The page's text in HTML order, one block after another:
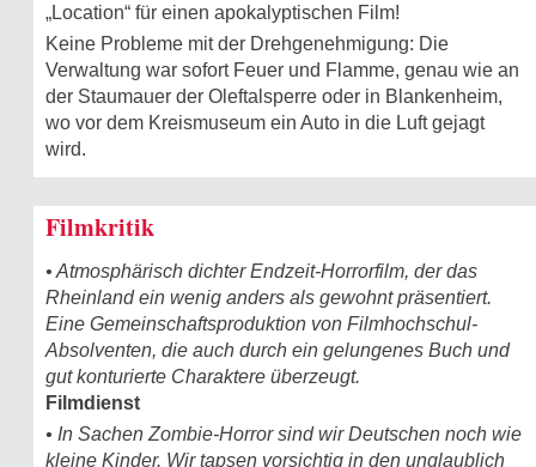
„Location“ für einen apokalyptischen Film!
Keine Probleme mit der Drehgenehmigung: Die
Verwaltung war sofort Feuer und Flamme, genau wie an
der Staumauer der Oleftalsperre oder in Blankenheim,
wo vor dem Kreismuseum ein Auto in die Luft gejagt
wird.
Filmkritik
• Atmosphärisch dichter Endzeit-Horrorfilm, der das
Rheinland ein wenig anders als gewohnt präsentiert.
Eine Gemeinschaftsproduktion von Filmhochschul-
Absolventen, die auch durch ein gelungenes Buch und
gut konturierte Charaktere überzeugt.
Filmdienst
• In Sachen Zombie-Horror sind wir Deutschen noch wie
kleine Kinder. Wir tapsen vorsichtig in den unglaublich